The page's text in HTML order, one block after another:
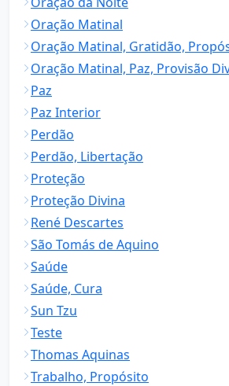
Oração Matinal
Oração Matinal, Gratidão,
Oração Matinal, Paz, Provisão
Paz
Paz Interior
Perdão
Perdão, Libertação
Proteção
Proteção Divina
René Descartes
São Tomás de Aquino
Saúde
Saúde, Cura
Sun Tzu
Teste
Thomas Aquinas
Trabalho, Propósito